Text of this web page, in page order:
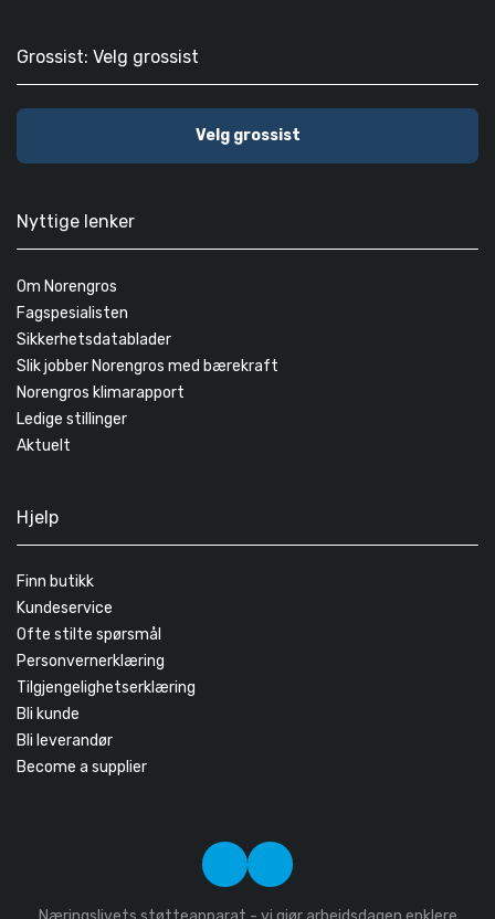
Grossist: Velg grossist
Velg grossist
Nyttige lenker
Om Norengros
Fagspesialisten
Sikkerhetsdatablader
Slik jobber Norengros med bærekraft
Norengros klimarapport
Ledige stillinger
Aktuelt
Hjelp
Finn butikk
Kundeservice
Ofte stilte spørsmål
Personvernerklæring
Tilgjengelighetserklæring
Bli kunde
Bli leverandør
Become a supplier